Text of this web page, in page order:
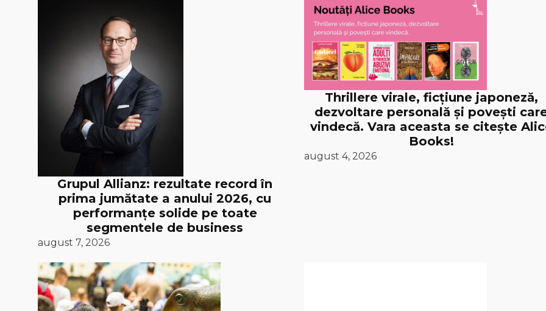
Grupul Allianz: rezultate record în
prima jumătate a anului 2026, cu
performanțe solide pe toate
segmentele de business
august 7, 2026
Thrillere virale, ficțiune japoneză,
dezvoltare personală și povești
vindecă. Vara aceasta se citește
Books!
august 4, 2026